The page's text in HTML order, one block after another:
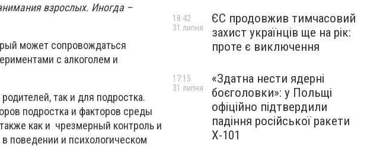
взрослых. Иногда –
может сопровождаться
с алкоголем и
так и для подростка.
подростка и факторов среды
как и чрезмерный контроль и
поведении и психологическом
ЄС продовжив тимчасовий
захист українців ще на рік:
проте є виключення
18:42
31 липня
«Здатна нести ядерні
боєголовки»: у Польщі
офіційно підтвердили
падіння російської ракети
Х-101
17:15
31 липня